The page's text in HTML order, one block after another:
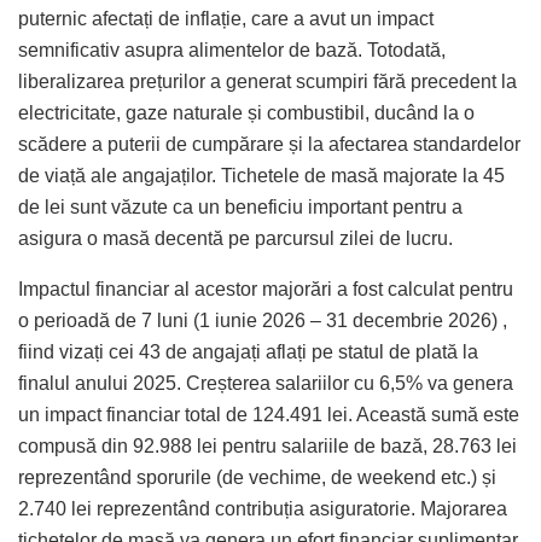
puternic afectați de inflație, care a avut un impact
semnificativ asupra alimentelor de bază. Totodată,
liberalizarea prețurilor a generat scumpiri fără precedent la
electricitate, gaze naturale și combustibil, ducând la o
scădere a puterii de cumpărare și la afectarea standardelor
de viață ale angajaților. Tichetele de masă majorate la 45
de lei sunt văzute ca un beneficiu important pentru a
asigura o masă decentă pe parcursul zilei de lucru.
Impactul financiar al acestor majorări a fost calculat pentru
o perioadă de 7 luni (1 iunie 2026 – 31 decembrie 2026) ,
fiind vizați cei 43 de angajați aflați pe statul de plată la
finalul anului 2025. Creșterea salariilor cu 6,5% va genera
un impact financiar total de 124.491 lei. Această sumă este
compusă din 92.988 lei pentru salariile de bază, 28.763 lei
reprezentând sporurile (de vechime, de weekend etc.) și
2.740 lei reprezentând contribuția asiguratorie. Majorarea